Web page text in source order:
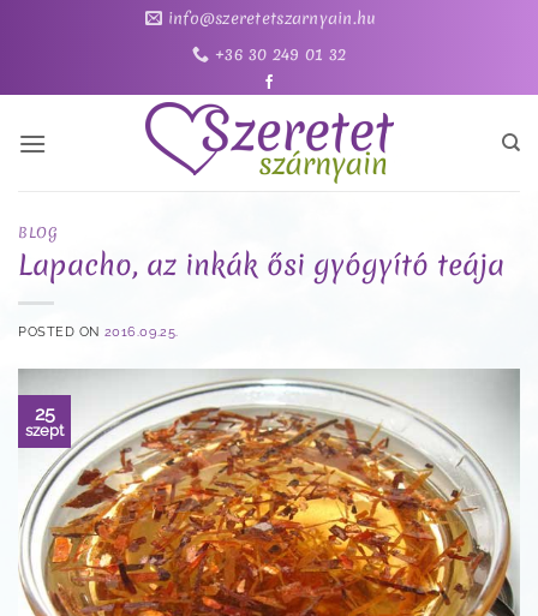
info@szeretetszarnyain.hu
+36 30 249 01 32
BLOG
Lapacho, az inkák ősi gyógyító teája
POSTED ON 2016.09.25.
25
szept